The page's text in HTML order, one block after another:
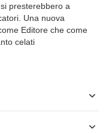
presterebbero a
Una nuova
Editore che come
celati